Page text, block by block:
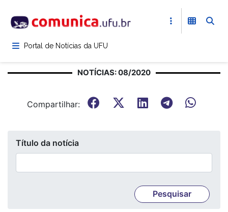
para
conteúdoPortal de Notícias da UFU
NOTÍCIAS: 08/2020
Compartilhar:
Título da notícia